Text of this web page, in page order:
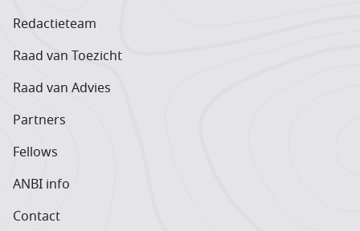
Redactieteam
Raad van Toezicht
Raad van Advies
Partners
Fellows
ANBI info
Contact